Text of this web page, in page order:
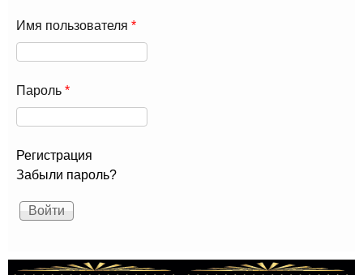
Имя пользователя *
Пароль *
Регистрация
Забыли пароль?